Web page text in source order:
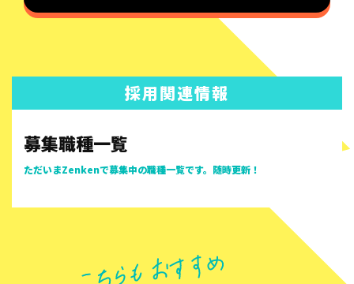
採用関連情報
募集職種一覧
ただいまZenkenで募集中の職種一覧です。随時更新！